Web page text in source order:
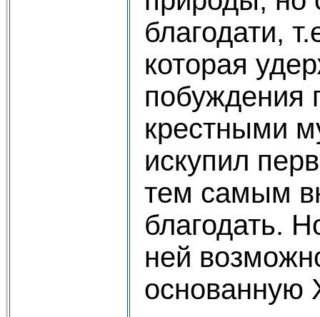
благодати,
которая
побуждения
крестными
искупил
тем самым
благодать.
ней
основанную